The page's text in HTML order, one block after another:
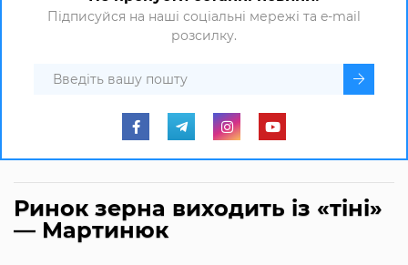
Підписуйся на наші соціальні мережі та e-mail
розсилку.
Ринок зерна виходить із «тіні»
— Мартинюк